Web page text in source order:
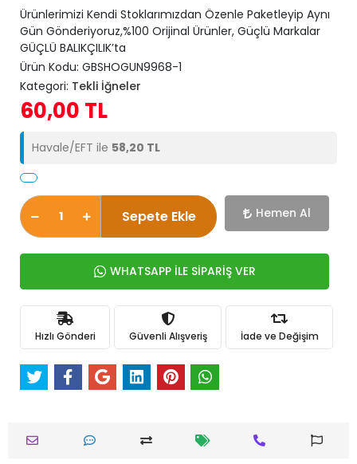
Ürünlerimizi Kendi Stoklarımızdan Özenle Paketleyip Aynı
Gün Gönderiyoruz,%100 Orijinal Ürünler, Güçlü Markalar
GÜÇLÜ BALIKÇILIK’ta
Ürün Kodu: GBSHOGUN9968-1
Kategori: Tekli İğneler
60,00 TL
Havale/EFT ile 58,20 TL
Sepete Ekle Hemen Al
WHATSAPP İLE SİPARİŞ VER
Hızlı Gönderi Güvenli Alışveriş İade ve Değişim